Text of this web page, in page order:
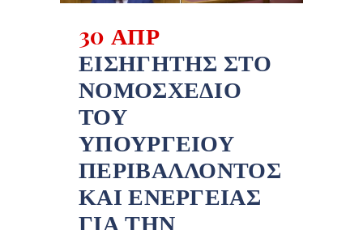
30 ΑΠΡ
ΕΙΣΗΓΗΤΉΣ ΣΤΟ
ΝΟΜΟΣΧΈΔΙΟ
ΤΟΥ
ΥΠΟΥΡΓΕΊΟΥ
ΠΕΡΙΒΆΛΛΟΝΤΟΣ
ΚΑΙ ΕΝΈΡΓΕΙΑΣ
ΓΙΑ ΤΗΝ